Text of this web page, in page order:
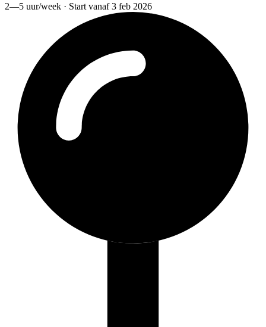
2—5 uur/week · Start vanaf 3 feb 2026